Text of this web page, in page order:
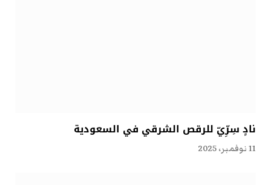
نادٍ سِرِّيّ للرقص الشرقي في السعودية
11 نوفمبر، 2025